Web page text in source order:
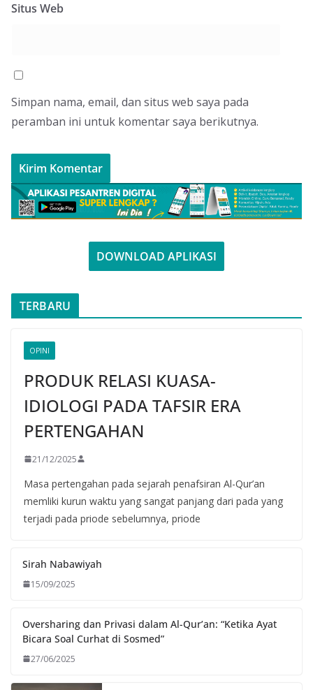
Situs Web
Simpan nama, email, dan situs web saya pada
peramban ini untuk komentar saya berikutnya.
DOWNLOAD APLIKASI
TERBARU
OPINI
PRODUK RELASI KUASA-
IDIOLOGI PADA TAFSIR ERA
PERTENGAHAN
21/12/2025
Masa pertengahan pada sejarah penafsiran Al-Qur’an
memliki kurun waktu yang sangat panjang dari pada yang
terjadi pada priode sebelumnya, priode
Sirah Nabawiyah
15/09/2025
Oversharing dan Privasi dalam Al-Qur’an: “Ketika Ayat
Bicara Soal Curhat di Sosmed”
27/06/2025